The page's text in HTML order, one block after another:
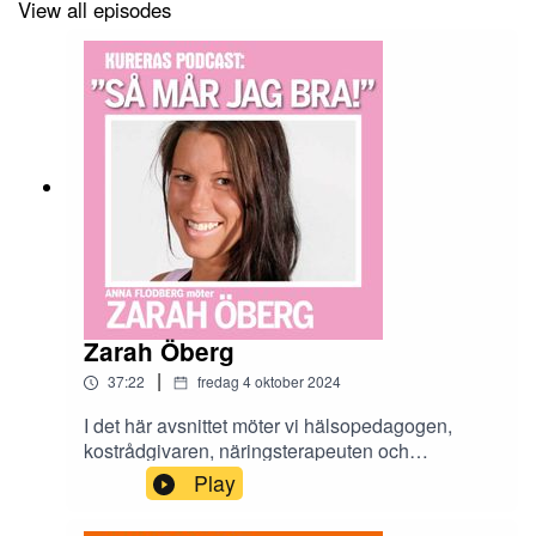
View all episodes
Zarah Öberg
37:22 | fredag 4 oktober 2024
I det här avsnittet möter vi hälsopedagogen,
kostrådgivaren, näringsterapeuten och
naturläkaren Zarah Öberg, som också varit
Kureras näringspexpert under många år. Hennes
specialistområden är hormoner och
Play